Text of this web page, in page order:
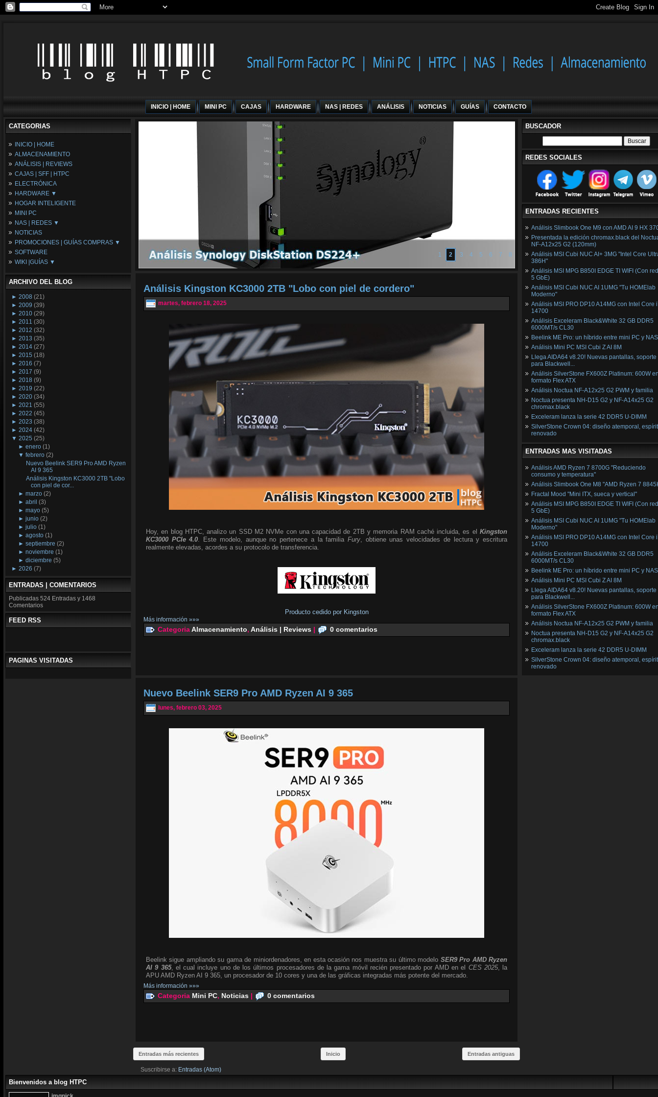
INICIO | HOME MINI PC CAJAS HARDWARE NAS | REDES ANÁLISIS NOTICIAS GUÍAS CONTACTO
CATEGORIAS
INICIO | HOME
ALMACENAMIENTO
ANÁLISIS | REVIEWS
CAJAS | SFF | HTPC
ELECTRÓNICA
HARDWARE ▼
Fuentes de Alimentación
Memória RAM
Placas Base
Procesadores
Periféricos
Refrigeración
Tarjetas Gráficas
HOGAR INTELIGENTE
MINI PC
NAS | REDES ▼
NAS
Espacio Synology
Redes
NOTICIAS
PROMOCIONES | GUÍAS COMPRAS ▼
Configuraciones Ordenadores
Guías de Compras
SOFTWARE
WIKI |GUÍAS ▼
Wikipedia
ARCHIVO DEL BLOG
► 2008 (21)
► 2009 (39)
► 2010 (29)
► 2011 (30)
► 2012 (32)
► 2013 (35)
► 2014 (27)
► 2015 (18)
► 2016 (7)
► 2017 (9)
► 2018 (9)
► 2019 (22)
► 2020 (34)
► 2021 (55)
► 2022 (45)
► 2023 (38)
► 2024 (42)
▼ 2025 (25)
►enero (1)
▼febrero (2)
Nuevo Beelink SER9 Pro AMD Ryzen
AI 9 365
Análisis Kingston KC3000 2TB "Lobo
con piel de cor...
►marzo (2)
►abril (3)
►mayo (5)
►junio (2)
►julio (1)
►agosto (1)
►septiembre (2)
►noviembre (1)
►diciembre (5)
► 2026 (7)
ENTRADAS | COMENTARIOS
Publicadas 524 Entradas y 1468
Comentarios
FEED RSS
PAGINAS VISITADAS
1 2 3 4 5 6 7 8
Análisis Kingston KC3000 2TB "Lobo con piel de cordero"
martes, febrero 18, 2025
Hoy, en blog HTPC, analizo un SSD M2 NVMe con una capacidad de 2TB y memoria RAM caché incluida, es el Kingston
KC3000 PCIe 4.0 . Este modelo, aunque no pertenece a la familia Fury, obtiene unas velocidades de lectura y escritura
realmente elevadas, acordes a su protocolo de transferencia.
Producto cedido por Kingston
Más información »»»
CategoriaAlmacenamiento, Análisis | Reviews | 0 comentarios
Nuevo Beelink SER9 Pro AMD Ryzen AI 9 365
lunes, febrero 03, 2025
Beelink sigue ampliando su gama de miniordenadores, en esta ocasión nos muestra su último modelo SER9 Pro AMD Ryzen
AI 9 365, el cual incluye uno de los últimos procesadores de la gama móvil recién presentado por AMD en el CES 2025, la
APU AMD Ryzen AI 9 365, un procesador de 10 cores y una de las gráficas integradas más potente del mercado.
Más información »»»
Categoria Mini PC, Noticias | 0 comentarios
Entradas más recientes Entradas antiguas
Inicio
Suscribirse a: Entradas (Atom)
BUSCADOR
REDES SOCIALES
ENTRADAS RECIENTES
Análisis Slimbook One M9 con AMD AI 9 HX
Presentada la edición chromax.black del
NF‑A12x25 G2 (120mm)
Análisis MSI Cubi NUC AI+ 3MG "Intel Core
386H"
Análisis MSI MPG B850I EDGE TI WIFI (Con
5 GbE)
Análisis MSI Cubi NUC AI 1UMG "Tu HOMElab
Moderno"
Análisis MSI PRO DP10 A14MG con Intel Core
14700
Análisis Exceleram Black&White 32 GB DDR5
6000MT/s CL30
Beelink ME Pro: un híbrido entre mini PC y NAS
Análisis Mini PC MSI Cubi Z AI 8M
Llega AIDA64 v8.20! Nuevas pantallas, soporte
para Blackwell...
Análisis SilverStone FX600Z Platinum: 600W
formato Flex ATX
Análisis Noctua NF-A12x25 G2 PWM y familia
Noctua presenta NH-D15 G2 y NF-A14x25 G2
chromax.black
Exceleram lanza la serie 42 DDR5 U-DIMM
SilverStone Crown 04: diseño atemporal,
renovado
ENTRADAS MAS VISITADAS
Análisis AMD Ryzen 7 8700G "Reduciendo
consumo y temperatura"
Análisis Slimbook One M8 "AMD Ryzen 7
Fractal Mood "Mini ITX, sueca y vertical"
Análisis MSI MPG B850I EDGE TI WIFI (Con
5 GbE)
Análisis MSI Cubi NUC AI 1UMG "Tu HOMElab
Moderno"
Análisis MSI PRO DP10 A14MG con Intel Core
14700
Análisis Exceleram Black&White 32 GB DDR5
6000MT/s CL30
Beelink ME Pro: un híbrido entre mini PC y NAS
Análisis Mini PC MSI Cubi Z AI 8M
Llega AIDA64 v8.20! Nuevas pantallas, soporte
para Blackwell...
Análisis SilverStone FX600Z Platinum: 600W
formato Flex ATX
Análisis Noctua NF-A12x25 G2 PWM y familia
Noctua presenta NH-D15 G2 y NF-A14x25 G2
chromax.black
Exceleram lanza la serie 42 DDR5 U-DIMM
SilverStone Crown 04: diseño atemporal,
renovado
Bienvenidos a blog HTPC